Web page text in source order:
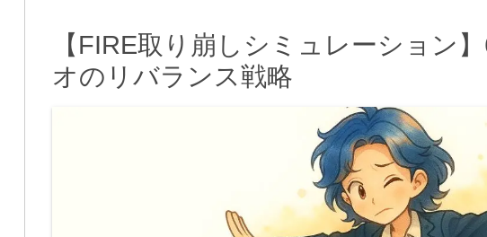
【FIRE取り崩しシミュレーション
オのリバランス戦略